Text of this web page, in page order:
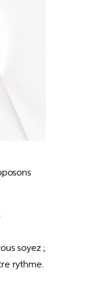
soyez ;
rythme.